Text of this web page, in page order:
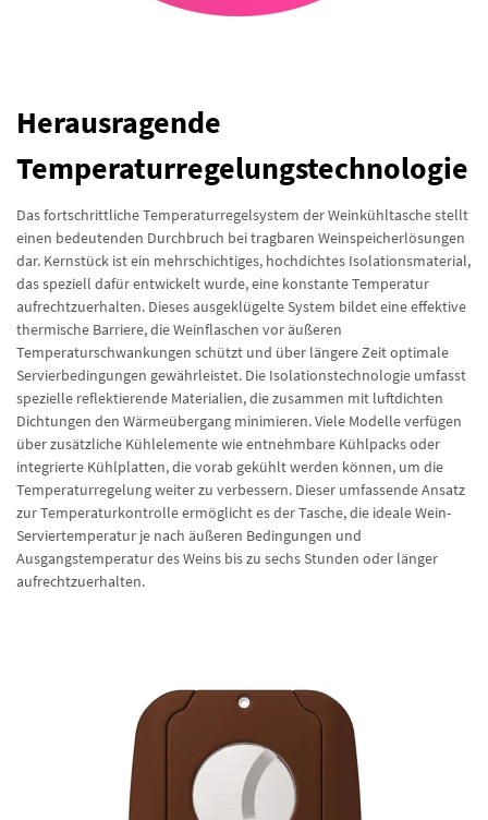
Herausragende
Temperaturregelungstechnologie
Das fortschrittliche Temperaturregelsystem der Weinkühltasche stellt
einen bedeutenden Durchbruch bei tragbaren Weinspeicherlösungen
dar. Kernstück ist ein mehrschichtiges, hochdichtes Isolationsmaterial,
das speziell dafür entwickelt wurde, eine konstante Temperatur
aufrechtzuerhalten. Dieses ausgeklügelte System bildet eine effektive
thermische Barriere, die Weinflaschen vor äußeren
Temperaturschwankungen schützt und über längere Zeit optimale
Servierbedingungen gewährleistet. Die Isolationstechnologie umfasst
spezielle reflektierende Materialien, die zusammen mit luftdichten
Dichtungen den Wärmeübergang minimieren. Viele Modelle verfügen
über zusätzliche Kühlelemente wie entnehmbare Kühlpacks oder
integrierte Kühlplatten, die vorab gekühlt werden können, um die
Temperaturregelung weiter zu verbessern. Dieser umfassende Ansatz
zur Temperaturkontrolle ermöglicht es der Tasche, die ideale Wein-
Serviertemperatur je nach äußeren Bedingungen und
Ausgangstemperatur des Weins bis zu sechs Stunden oder länger
aufrechtzuerhalten.